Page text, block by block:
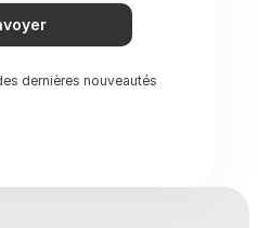
dernières nouveautés